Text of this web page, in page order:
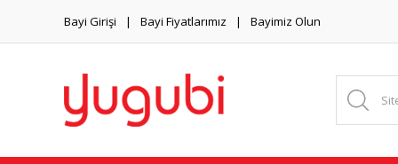
Bayi Girişi Bayi Fiyatlarımız Bayimiz Olun